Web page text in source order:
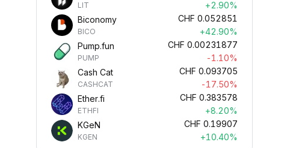
LIT
+2.90%
Biconomy
BICO
CHF 0.052851
+42.90%
Pump.fun
PUMP
CHF 0.00231877
-1.10%
Cash Cat
CASHCAT
CHF 0.093705
-17.50%
Ether.fi
ETHFI
CHF 0.383578
+8.20%
KGeN
KGEN
CHF 0.19907
+10.40%